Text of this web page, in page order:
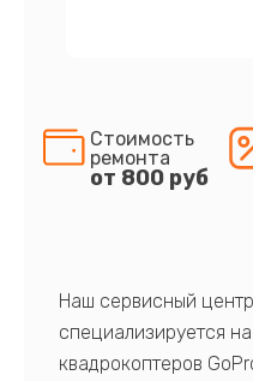
Стоимость
ремонта
от 800 руб
Наш сервисный
специализируется
квадрокоптеров